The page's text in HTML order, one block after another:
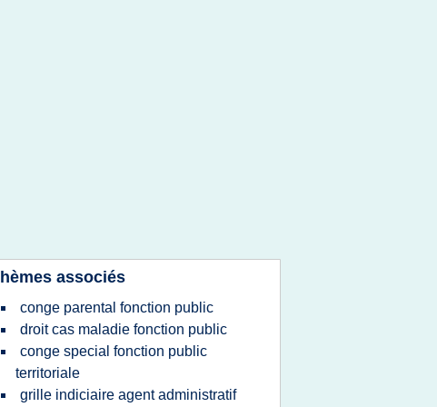
associés
conge parental fonction public
droit cas maladie fonction public
conge special fonction public
territoriale
grille indiciaire agent administratif